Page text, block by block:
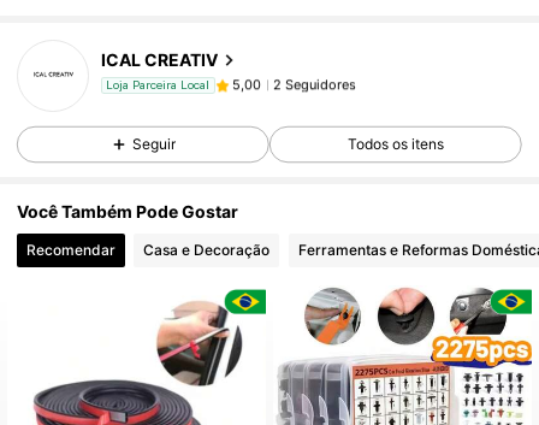
ICAL CREATIV
Loja Parceira Local
l***5 seguido1 dia atrás
5,00 2 Seguidores
Seguir Todos os itens
Você Também Pode Gostar
Recomendar Casa e Decoração Ferramentas e Reformas